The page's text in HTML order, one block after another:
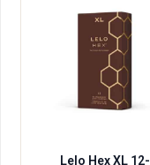
Lelo Hex XL 12-